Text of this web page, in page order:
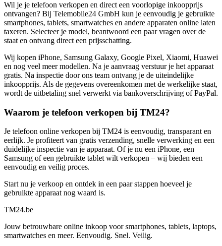
Wil je je telefoon verkopen en direct een voorlopige inkoopprijs
ontvangen? Bij Telemobile24 GmbH kun je eenvoudig je gebruikte
smartphones, tablets, smartwatches en andere apparaten online laten
taxeren. Selecteer je model, beantwoord een paar vragen over de
staat en ontvang direct een prijsschatting.
Wij kopen iPhone, Samsung Galaxy, Google Pixel, Xiaomi, Huawei
en nog veel meer modellen. Na je aanvraag verstuur je het apparaat
gratis. Na inspectie door ons team ontvang je de uiteindelijke
inkoopprijs. Als de gegevens overeenkomen met de werkelijke staat,
wordt de uitbetaling snel verwerkt via bankoverschrijving of PayPal.
Waarom je telefoon verkopen bij TM24?
Je telefoon online verkopen bij TM24 is eenvoudig, transparant en
eerlijk. Je profiteert van gratis verzending, snelle verwerking en een
duidelijke inspectie van je apparaat. Of je nu een iPhone, een
Samsung of een gebruikte tablet wilt verkopen – wij bieden een
eenvoudig en veilig proces.
Start nu je verkoop en ontdek in een paar stappen hoeveel je
gebruikte apparaat nog waard is.
TM24.be
Jouw betrouwbare online inkoop voor smartphones, tablets, laptops,
smartwatches en meer. Eenvoudig. Snel. Veilig.